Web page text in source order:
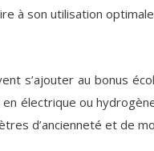
à son utilisation
au bonus
électrique ou
d’ancienneté et de